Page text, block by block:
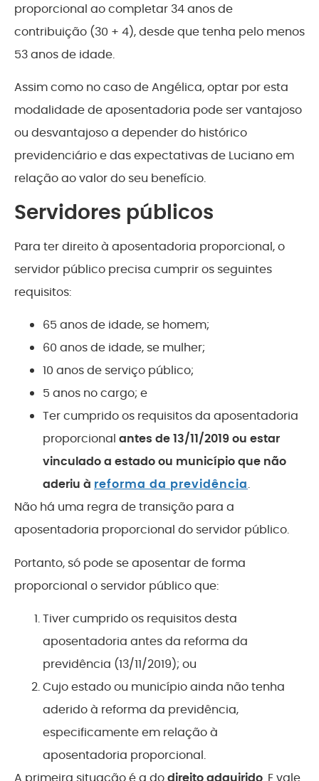
proporcional ao completar 34 anos de
contribuição (30 + 4), desde que tenha pelo menos
53 anos de idade.
Assim como no caso de Angélica, optar por esta
modalidade de aposentadoria pode ser vantajoso
ou desvantajoso a depender do histórico
previdenciário e das expectativas de Luciano em
relação ao valor do seu benefício.
Servidores públicos
Para ter direito à aposentadoria proporcional, o
servidor público precisa cumprir os seguintes
requisitos:
65 anos de idade, se homem;
60 anos de idade, se mulher;
10 anos de serviço público;
5 anos no cargo; e
Ter cumprido os requisitos da aposentadoria
proporcional antes de 13/11/2019 ou estar
vinculado a estado ou município que não
aderiu à reforma da previdência.
Não há uma regra de transição para a
aposentadoria proporcional do servidor público.
Portanto, só pode se aposentar de forma
proporcional o servidor público que:
Tiver cumprido os requisitos desta
aposentadoria antes da reforma da
previdência (13/11/2019); ou
Cujo estado ou município ainda não tenha
aderido à reforma da previdência,
especificamente em relação à
aposentadoria proporcional.